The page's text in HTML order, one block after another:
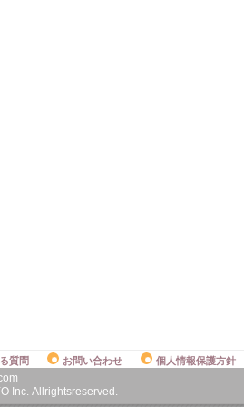
質問 お問い合わせ 個人情報保護方針
Inc. Allrightsreserved.